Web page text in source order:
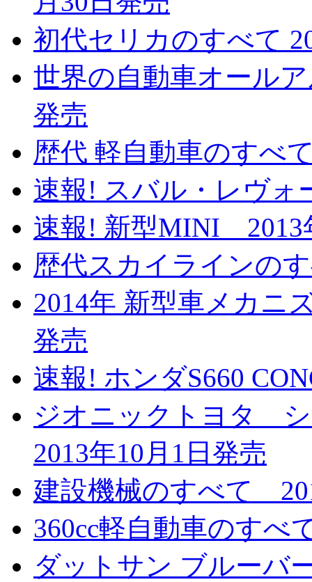
初代セリカのすべて
世界の自動車オール
発売
歴代 軽自動車のすべ
速報! スバル・レヴ
速報! 新型MINI 2013
歴代スカイラインの
2014年 新型車メカニ
発売
速報! ホンダS660
ジオニックトヨタ
2013年10月1日発売
建設機械のすべて
360cc軽自動車のす
ダットサン ブルーバ